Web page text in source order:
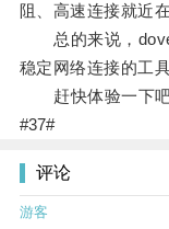
阻、高速连接就近在
总的来说，dove
稳定网络连接的工
赶快体验一下吧
#37#
评论
游客